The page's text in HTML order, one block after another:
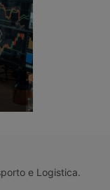
e Logistica.